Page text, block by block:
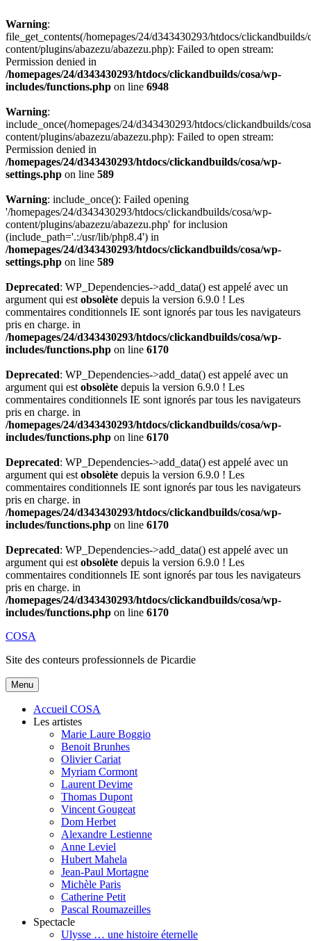
Warning:
file_get_contents(/homepages/24/d343430293/htdocs/clickandbuilds/
content/plugins/abazezu/abazezu.php): Failed to open stream:
Permission denied in
/homepages/24/d343430293/htdocs/clickandbuilds/cosa/wp-
includes/functions.php on line 6948
Warning:
include_once(/homepages/24/d343430293/htdocs/clickandbuilds/
content/plugins/abazezu/abazezu.php): Failed to open stream:
Permission denied in
/homepages/24/d343430293/htdocs/clickandbuilds/cosa/wp-
settings.php on line 589
Warning: include_once(): Failed opening
'/homepages/24/d343430293/htdocs/clickandbuilds/cosa/wp-
content/plugins/abazezu/abazezu.php' for inclusion
(include_path='.:/usr/lib/php8.4') in
/homepages/24/d343430293/htdocs/clickandbuilds/cosa/wp-
settings.php on line 589
Deprecated: WP_Dependencies->add_data() est appelé avec un
argument qui est obsolète depuis la version 6.9.0 ! Les
commentaires conditionnels IE sont ignorés par tous les navigateurs
pris en charge. in
/homepages/24/d343430293/htdocs/clickandbuilds/cosa/wp-
includes/functions.php on line 6170
Deprecated: WP_Dependencies->add_data() est appelé avec un
argument qui est obsolète depuis la version 6.9.0 ! Les
commentaires conditionnels IE sont ignorés par tous les navigateurs
pris en charge. in
/homepages/24/d343430293/htdocs/clickandbuilds/cosa/wp-
includes/functions.php on line 6170
Deprecated: WP_Dependencies->add_data() est appelé avec un
argument qui est obsolète depuis la version 6.9.0 ! Les
commentaires conditionnels IE sont ignorés par tous les navigateurs
pris en charge. in
/homepages/24/d343430293/htdocs/clickandbuilds/cosa/wp-
includes/functions.php on line 6170
Deprecated: WP_Dependencies->add_data() est appelé avec un
argument qui est obsolète depuis la version 6.9.0 ! Les
commentaires conditionnels IE sont ignorés par tous les navigateurs
pris en charge. in
/homepages/24/d343430293/htdocs/clickandbuilds/cosa/wp-
includes/functions.php on line 6170
Aller
contenu
COSA
Site des conteurs professionnels de Picardie
Menu
Accueil COSA
Les artistes
Marie Laure Boggio
Benoit Brunhes
Olivier Cariat
Myriam Cormont
Laurent Devime
Thomas Dupont
Vincent Gougeat
Dom Herbet
Alexandre Lestienne
Anne Leviel
Hubert Mahela
Jean-Paul Mortagne
Michèle Paris
Catherine Petit
Pascal Roumazeilles
Spectacle
Ulysse … une histoire éternelle